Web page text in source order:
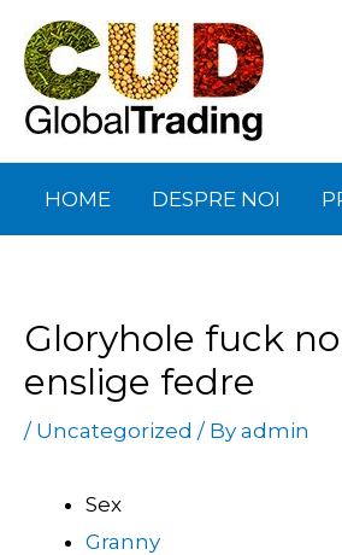
content
HOME DESPRE NOI
Gloryhole fuck
enslige fedre
/ Uncategorized / By admin
Sex
Granny
navigation